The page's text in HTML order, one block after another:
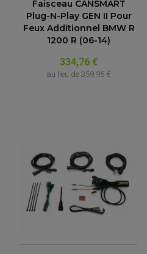
Faisceau CANSMART
Plug-N-Play GEN II Pour
Feux Additionnel BMW R
1200 R (06-14)
334,76 €
au lieu de 359,95 €